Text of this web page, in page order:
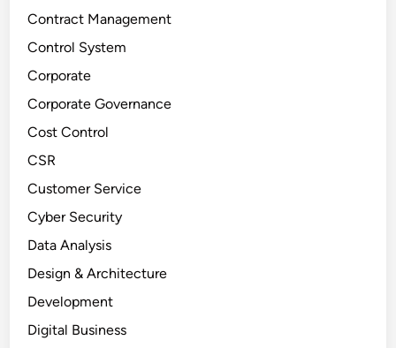
Contract Management
Control System
Corporate
Corporate Governance
Cost Control
CSR
Customer Service
Cyber Security
Data Analysis
Design & Architecture
Development
Digital Business